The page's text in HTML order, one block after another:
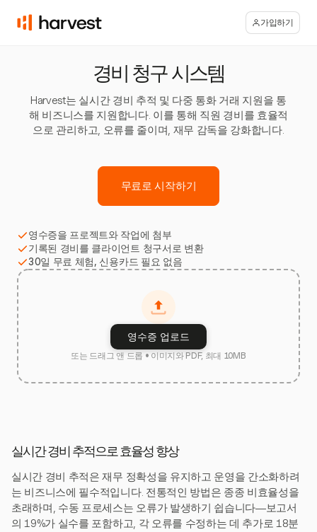
가입하기
경비 청구 시스템
Harvest는 실시간 경비 추적 및 다중 통화 거래 지원을 통
해 비즈니스를 지원합니다. 이를 통해 직원 경비를 효율적
으로 관리하고, 오류를 줄이며, 재무 감독을 강화합니다.
무료로 시작하기
영수증을 프로젝트와 작업에 첨부
기록된 경비를 클라이언트 청구서로 변환
30일 무료 체험, 신용카드 필요 없음
영수증 업로드
또는 드래그 앤 드롭 • 이미지와 PDF, 최대 10MB
실시간 경비 추적으로 효율성 향상
실시간 경비 추적은 재무 정확성을 유지하고 운영을 간소화하려
는 비즈니스에 필수적입니다. 전통적인 방법은 종종 비효율성을
초래하며, 수동 프로세스는 오류가 발생하기 쉽습니다—보고서
의 19%가 실수를 포함하고, 각 오류를 수정하는 데 추가로 18분